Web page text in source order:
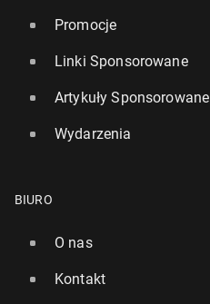
Promocje
Linki Sponsorowane
Artykuły Sponsorowane
Wydarzenia
BIURO
O nas
Kontakt